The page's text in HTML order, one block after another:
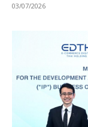
03/07/2026